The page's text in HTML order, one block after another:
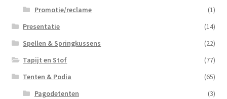
Promotie/reclame
(1)
Presentatie
(14)
Spellen & Springkussens
(22)
Tapijt en Stof
(77)
Tenten & Podia
(65)
Pagodetenten
(3)